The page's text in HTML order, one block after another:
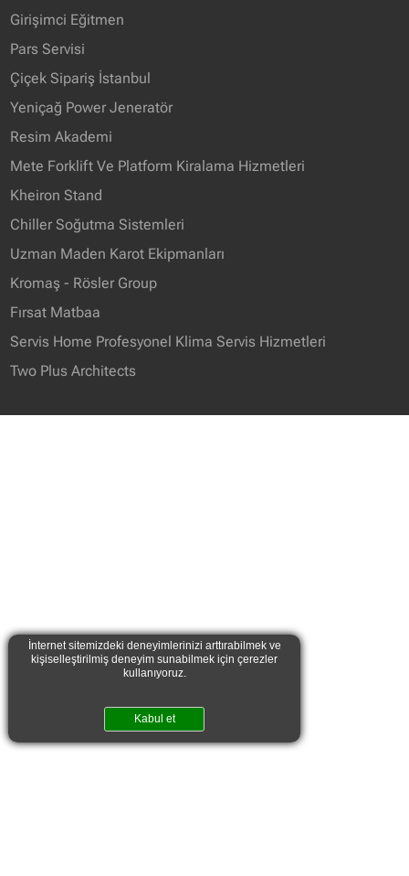
Girişimci Eğitmen
Pars Servisi
Çiçek Sipariş İstanbul
Yeniçağ Power Jeneratör
Resim Akademi
Mete Forklift Ve Platform Kiralama Hizmetleri
Kheiron Stand
Chiller Soğutma Sistemleri
Uzman Maden Karot Ekipmanları
Kromaş - Rösler Group
Fırsat Matbaa
Servis Home Profesyonel Klima Servis Hizmetleri
Two Plus Architects
İnternet sitemizdeki deneyimlerinizi arttırabilmek ve
kişiselleştirilmiş deneyim sunabilmek için çerezler
kullanıyoruz.
Kabul et